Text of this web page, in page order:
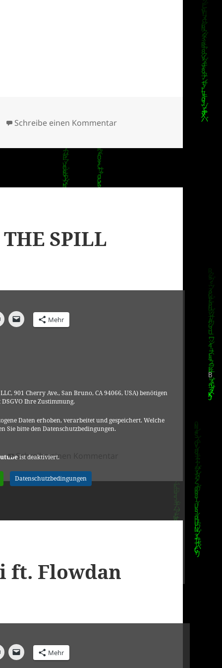
Schreibe einen Kommentarzu radiox.de
THE SPILL
901 Cherry Ave., San Bruno, CA 94066, USA) benötigen
Ihre Zustimmung.
Daten erhoben, verarbeitet und gespeichert. Welche
Sie bitte den Datenschutzbedingungen.
ist deaktiviert.
Datenschutzbedingungen
Mehr
Schreibe einen Kommentar zu JOE STRUMMER – THE
ft. Flowdan
Mehr